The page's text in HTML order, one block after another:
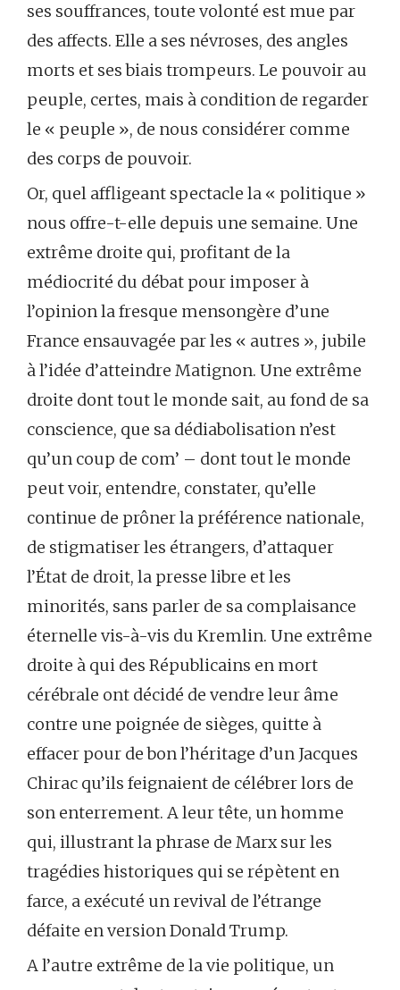
ses souffrances, toute volonté est mue par
des affects. Elle a ses névroses, des angles
morts et ses biais trompeurs. Le pouvoir au
peuple, certes, mais à condition de regarder
le « peuple », de nous considérer comme
des corps de pouvoir.
Or, quel affligeant spectacle la « politique »
nous offre-t-elle depuis une semaine. Une
extrême droite qui, profitant de la
médiocrité du débat pour imposer à
l’opinion la fresque mensongère d’une
France ensauvagée par les « autres », jubile
à l’idée d’atteindre Matignon. Une extrême
droite dont tout le monde sait, au fond de sa
conscience, que sa dédiabolisation n’est
qu’un coup de com’ – dont tout le monde
peut voir, entendre, constater, qu’elle
continue de prôner la préférence nationale,
de stigmatiser les étrangers, d’attaquer
l’État de droit, la presse libre et les
minorités, sans parler de sa complaisance
éternelle vis-à-vis du Kremlin. Une extrême
droite à qui des Républicains en mort
cérébrale ont décidé de vendre leur âme
contre une poignée de sièges, quitte à
effacer pour de bon l’héritage d’un Jacques
Chirac qu’ils feignaient de célébrer lors de
son enterrement. A leur tête, un homme
qui, illustrant la phrase de Marx sur les
tragédies historiques qui se répètent en
farce, a exécuté un revival de l’étrange
défaite en version Donald Trump.
A l’autre extrême de la vie politique, un